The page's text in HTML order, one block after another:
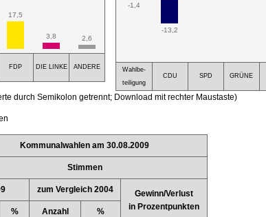
17,5
3,8 2,6
FDP DIE LINKE ANDERE
-1,4
-13,2
Wahlbe-
teiligung
CDU SPD GRÜNE
durch Semikolon getrennt; Download mit rechter Maustaste)
Kommunalwahlen am 30.08.2009
Stimmen
zum Vergleich 2004
Gewinn/Verlust
in Prozentpunkten
% Anzahl %